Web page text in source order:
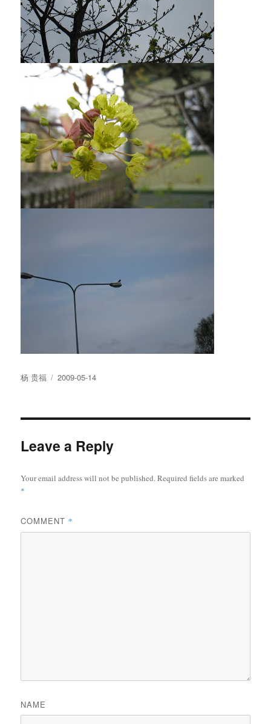
Author
杨 贵福
Posted
2009-05-14
Leave a Reply
Your email address will not be published.Required fields are marked
*
COMMENT *
NAME